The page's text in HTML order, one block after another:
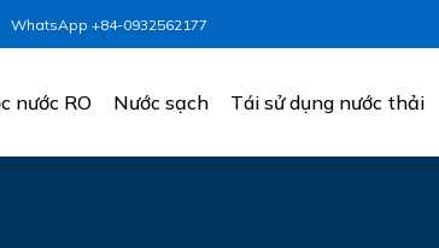
WhatsApp +84-0932562177
nước RO Nước sạch Tái sử dụng nước thải